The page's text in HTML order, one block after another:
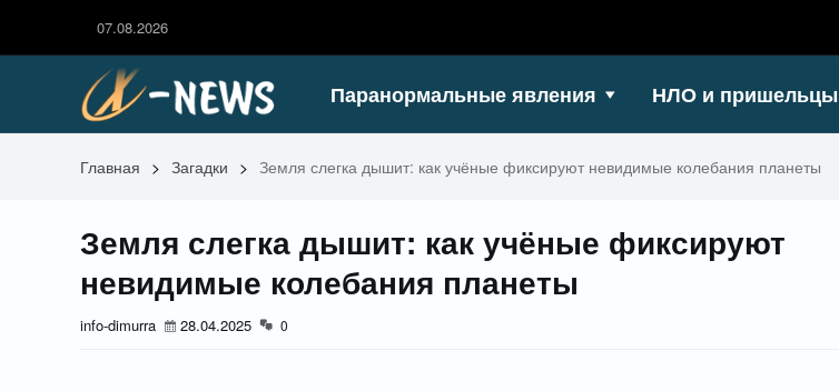
07.08.2026
Паранормальные явления НЛО и пришельцы
Главная > Загадки > Земля слегка дышит: как учёные фиксируют невидимые колебания планеты
Земля слегка дышит: как учёные фиксируют
невидимые колебания планеты
info-dimurra 28.04.2025 0